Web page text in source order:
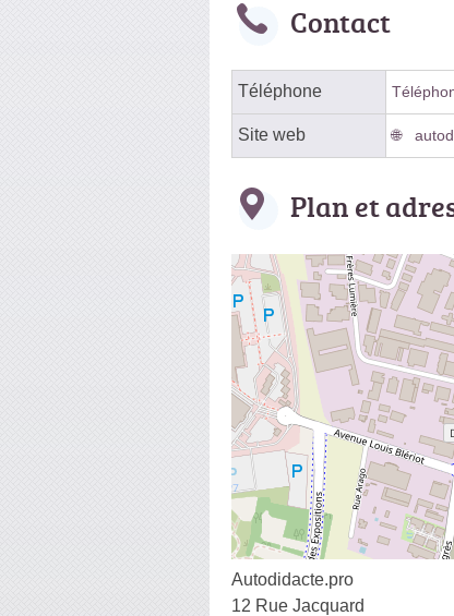
Contact
Téléphone
Site web
Plan et
Autodidacte.pro
12 Rue Jacquard